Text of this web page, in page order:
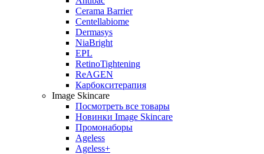
Cerama Barrier
Centellabiome
Dermasys
NiaBright
EPL
RetinoTightening
ReAGEN
Карбокситерапия
Image Skincare
Посмотреть все товары
Новинки Image Skincare
Промонаборы
Ageless
Ageless+